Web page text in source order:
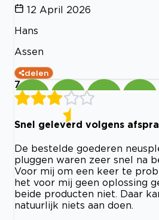
12 April 2026
Hans
Assen
delen
7
Snel geleverd volgens
De bestelde goederen
pluggen waren zeer snel na
Voor mij om een keer te
het voor mij geen oplossing
beide producten niet. Daar
natuurlijk niets aan doen.